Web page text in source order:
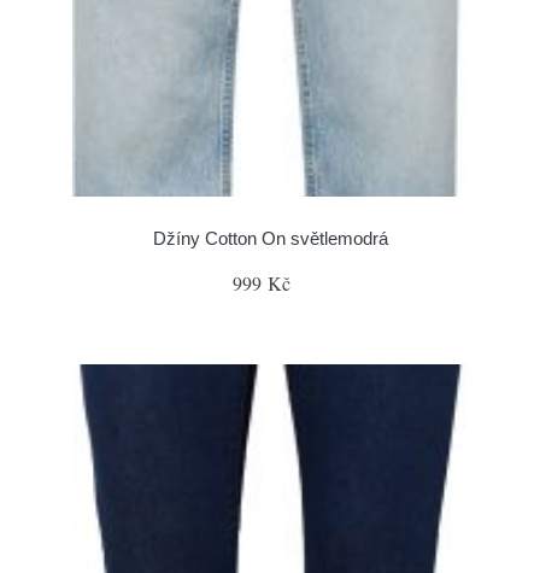
Džíny Cotton On světlemodrá
999 Kč